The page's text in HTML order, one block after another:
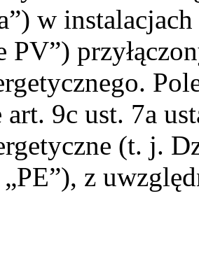
w
PV”)
art. 9c ust. 7a
(t. j.
z